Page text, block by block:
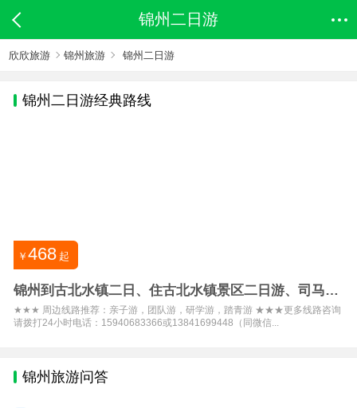
锦州二日游
欣欣旅游 锦州旅游 锦州二日游
锦州 二日游经典路线
￥468 起
锦州到古北水镇二日、住古北水镇景区二日游、司马台
长城
★★★ 周边线路推荐：亲子游，团队游，研学游，踏青游 ★★★更多线路咨询
请拨打24小时电话：15940683366或13841699448（同微信...
锦州旅游问答